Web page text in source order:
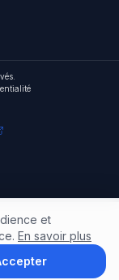
et
En savoir plus
Panier